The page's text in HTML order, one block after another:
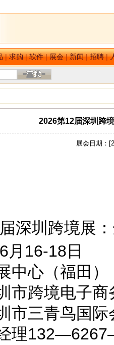
|求购|软件|展会|新闻|招聘|
2026第12届深圳跨
展会日期：
深圳跨境展
月16-18日
中心（福田）
市跨境电子商
市三青鸟国
理